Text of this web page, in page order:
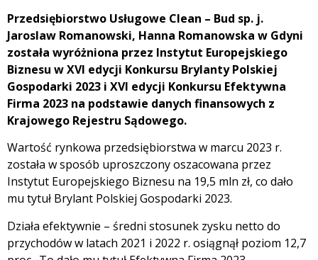
Przedsiębiorstwo Usługowe Clean – Bud sp. j.
Jaroslaw Romanowski, Hanna Romanowska w Gdyni
została wyróżniona przez Instytut Europejskiego
Biznesu w XVI edycji Konkursu Brylanty Polskiej
Gospodarki 2023 i XVI edycji Konkursu Efektywna
Firma 2023 na podstawie danych finansowych z
Krajowego Rejestru Sądowego.
Wartość rynkowa przedsiębiorstwa w marcu 2023 r.
została w sposób uproszczony oszacowana przez
Instytut Europejskiego Biznesu na 19,5 mln zł, co dało
mu tytuł Brylant Polskiej Gospodarki 2023.
Działa efektywnie – średni stosunek zysku netto do
przychodów w latach 2021 i 2022 r. osiągnął poziom 12,7